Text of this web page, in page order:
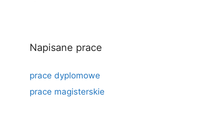
Napisane prace
prace dyplomowe
prace magisterskie